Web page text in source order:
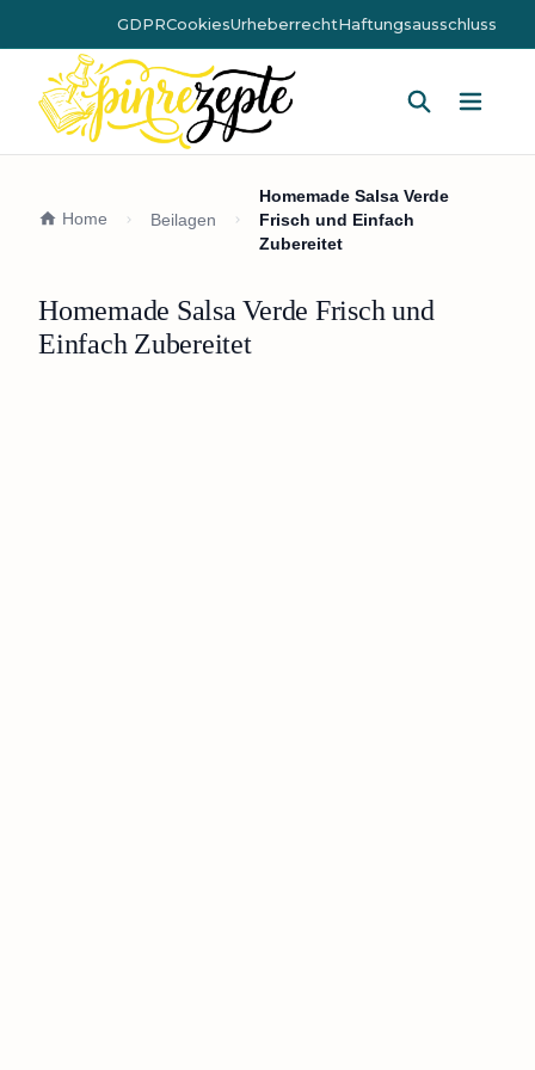
GDPRCookiesUrheberrechtHaftungsausschluss
Home Beilagen
Homemade Salsa Verde
Frisch und Einfach
Zubereitet
Homemade Salsa Verde Frisch und
Einfach Zubereitet